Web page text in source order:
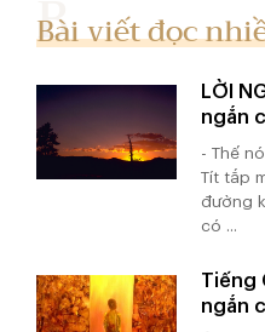
Bài viết đọc
LỜI
ngắn
- Thế
Tít tắp
đường
có ...
Tiếng
ngắn